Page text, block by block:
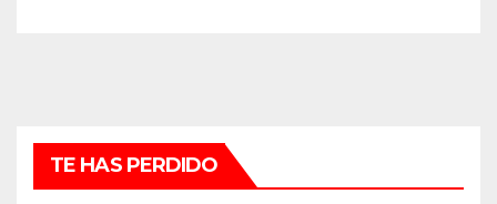
TE HAS PERDIDO